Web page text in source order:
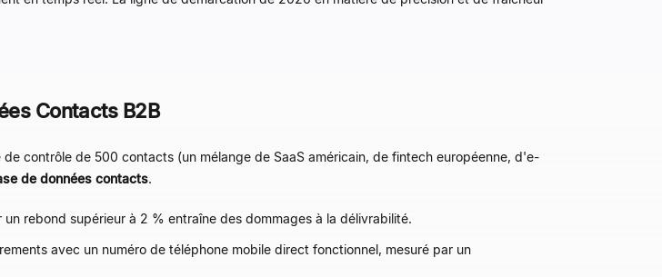
Contacts B2B
contrôle de 500 contacts (un mélange de SaaS américain, de fintech européenne, d'e-
de données contacts.
rebond supérieur à 2 % entraîne des dommages à la délivrabilité.
avec un numéro de téléphone mobile direct fonctionnel, mesuré par un